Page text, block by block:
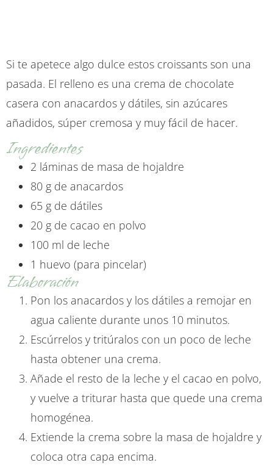
Si te apetece algo dulce estos croissants son una
pasada. El relleno es una crema de chocolate
casera con anacardos y dátiles, sin azúcares
añadidos, súper cremosa y muy fácil de hacer.
Ingredientes
2 láminas de masa de hojaldre
80 g de anacardos
65 g de dátiles
20 g de cacao en polvo
100 ml de leche
1 huevo (para pincelar)
Elaboración
Pon los anacardos y los dátiles a remojar en
agua caliente durante unos 10 minutos.
Escúrrelos y tritúralos con un poco de leche
hasta obtener una crema.
Añade el resto de la leche y el cacao en polvo,
y vuelve a triturar hasta que quede una crema
homogénea.
Extiende la crema sobre la masa de hojaldre y
coloca otra capa encima.